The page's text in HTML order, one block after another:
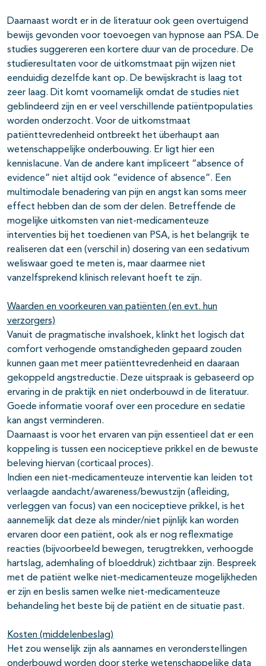
Daarnaast wordt er in de literatuur ook geen overtuigend
bewijs gevonden voor toevoegen van hypnose aan PSA. De
studies suggereren een kortere duur van de procedure. De
studieresultaten voor de uitkomstmaat pijn wijzen niet
eenduidig dezelfde kant op. De bewijskracht is laag tot
zeer laag. Dit komt voornamelijk omdat de studies niet
geblindeerd zijn en er veel verschillende patiëntpopulaties
worden onderzocht. Voor de uitkomstmaat
patiënttevredenheid ontbreekt het überhaupt aan
wetenschappelijke onderbouwing. Er ligt hier een
kennislacune. Van de andere kant impliceert “absence of
evidence” niet altijd ook “evidence of absence”. Een
multimodale benadering van pijn en angst kan soms meer
effect hebben dan de som der delen. Betreffende de
mogelijke uitkomsten van niet-medicamenteuze
interventies bij het toedienen van PSA, is het belangrijk te
realiseren dat een (verschil in) dosering van een sedativum
weliswaar goed te meten is, maar daarmee niet
vanzelfsprekend klinisch relevant hoeft te zijn.
Waarden en voorkeuren van patiënten (en evt. hun
verzorgers)
Vanuit de pragmatische invalshoek, klinkt het logisch dat
comfort verhogende omstandigheden gepaard zouden
kunnen gaan met meer patiënttevredenheid en daaraan
gekoppeld angstreductie. Deze uitspraak is gebaseerd op
ervaring in de praktijk en niet onderbouwd in de literatuur.
Goede informatie vooraf over een procedure en sedatie
kan angst verminderen.
Daarnaast is voor het ervaren van pijn essentieel dat er een
koppeling is tussen een nociceptieve prikkel en de bewuste
beleving hiervan (corticaal proces).
Indien een niet-medicamenteuze interventie kan leiden tot
verlaagde aandacht/awareness/bewustzijn (afleiding,
verleggen van focus) van een nociceptieve prikkel, is het
aannemelijk dat deze als minder/niet pijnlijk kan worden
ervaren door een patiënt, ook als er nog reflexmatige
reacties (bijvoorbeeld bewegen, terugtrekken, verhoogde
hartslag, ademhaling of bloeddruk) zichtbaar zijn. Bespreek
met de patiënt welke niet-medicamenteuze mogelijkheden
er zijn en beslis samen welke niet-medicamenteuze
behandeling het beste bij de patiënt en de situatie past.
Kosten (middelenbeslag)
Het zou wenselijk zijn als aannames en veronderstellingen
onderbouwd worden door sterke wetenschappelijke data